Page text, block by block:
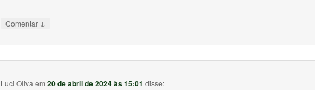
Comentar ↓
Luci Oliva em20 de abril de 2024 às 15:01 disse: